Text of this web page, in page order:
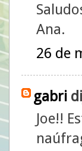
Ana.
26 de
gabri
Joe!!